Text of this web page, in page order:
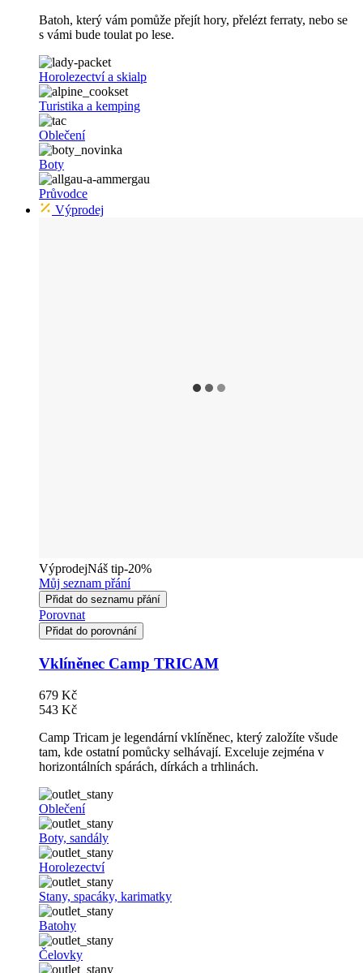
Batoh, který vám pomůže přejít hory, přelézt ferraty, nebo se
s vámi bude toulat po lese.
Horolezectví a skialp
Turistika a kemping
Oblečení
Boty
Průvodce
Výprodej
VýprodejNáš tip-20%
Můj seznam přání
Přidat do seznamu přání
Porovnat
Přidat do porovnání
Vklíněnec Camp TRICAM
679 Kč
543 Kč
Camp Tricam je legendární vklíněnec, který založíte všude
tam, kde ostatní pomůcky selhávají. Exceluje zejména v
horizontálních spárách, dírkách a trhlinách.
Oblečení
Boty, sandály
Horolezectví
Stany, spacáky, karimatky
Batohy
Čelovky